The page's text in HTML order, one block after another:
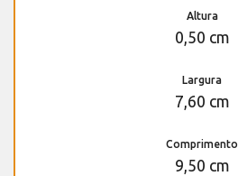
Altura
0,50 cm
Largura
7,60 cm
Comprimento
9,50 cm